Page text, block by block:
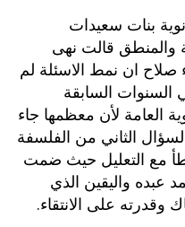
بنات سعيدات
والمنطق قالت نهى
ان نمط الاسئلة لم
السنوات السابقة
العامة لأن معظمها جاء
الثاني من الفلسفة
مع التعليل حيث ضمت
عبده واليقين الذي
على الانتقاء.